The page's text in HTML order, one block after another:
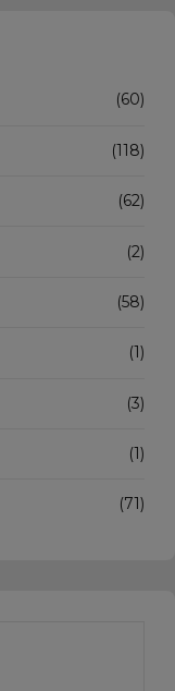
(60)
(118)
(62)
(2)
(58)
(1)
(3)
(1)
(71)